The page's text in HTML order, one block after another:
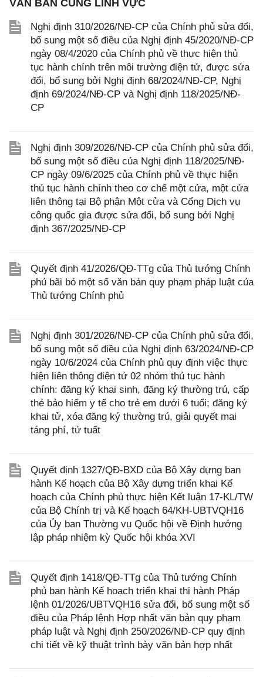
VĂN BẢN CÙNG LĨNH VỰC
Nghị định 310/2026/NĐ-CP của Chính phủ sửa đổi,
bổ sung một số điều của Nghị định 45/2020/NĐ-CP
ngày 08/4/2020 của Chính phủ về thực hiện thủ
tục hành chính trên môi trường điện tử, được sửa
đổi, bổ sung bởi Nghị định 68/2024/NĐ-CP, Nghị
định 69/2024/NĐ-CP và Nghị định 118/2025/NĐ-
CP
Nghị định 309/2026/NĐ-CP của Chính phủ sửa đổi,
bổ sung một số điều của Nghị định 118/2025/NĐ-
CP ngày 09/6/2025 của Chính phủ về thực hiện
thủ tục hành chính theo cơ chế một cửa, một cửa
liên thông tại Bộ phận Một cửa và Cổng Dịch vụ
công quốc gia được sửa đổi, bổ sung bởi Nghị
định 367/2025/NĐ-CP
Quyết định 41/2026/QĐ-TTg của Thủ tướng Chính
phủ bãi bỏ một số văn bản quy phạm pháp luật của
Thủ tướng Chính phủ
Nghị định 301/2026/NĐ-CP của Chính phủ sửa đổi,
bổ sung một số điều của Nghị định 63/2024/NĐ-CP
ngày 10/6/2024 của Chính phủ quy định việc thực
hiện liên thông điện tử 02 nhóm thủ tục hành
chính: đăng ký khai sinh, đăng ký thường trú, cấp
thẻ bảo hiểm y tế cho trẻ em dưới 6 tuổi; đăng ký
khai tử, xóa đăng ký thường trú, giải quyết mai
táng phí, tử tuất
Quyết định 1327/QĐ-BXD của Bộ Xây dựng ban
hành Kế hoạch của Bộ Xây dựng triển khai Kế
hoạch của Chính phủ thực hiện Kết luận 17-KL/TW
của Bộ Chính trị và Kế hoạch 64/KH-UBTVQH16
của Ủy ban Thường vụ Quốc hội về Định hướng
lập pháp nhiệm kỳ Quốc hội khóa XVI
Quyết định 1418/QĐ-TTg của Thủ tướng Chính
phủ ban hành Kế hoạch triển khai thi hành Pháp
lệnh 01/2026/UBTVQH16 sửa đổi, bổ sung một số
điều của Pháp lệnh Hợp nhất văn bản quy phạm
pháp luật và Nghị định 250/2026/NĐ-CP quy định
chi tiết về kỹ thuật trình bày văn bản hợp nhất